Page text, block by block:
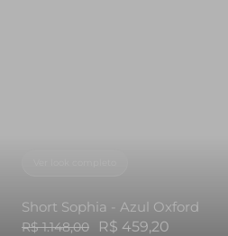
Short Sophia - Azul Oxford
R$ 1.148,00 R$ 459,20